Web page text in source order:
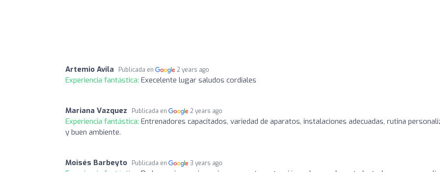
Artemio Avila Publicada en 2 years ago
Experiencia fantástica: Execelente lugar saludos cordiales
Mariana Vazquez Publicada en 2 years ago
Experiencia fantástica: Entrenadores capacitados, variedad de aparatos, instalaciones adecuadas, rutina
y buen ambiente.
Moisés Barbeyto Publicada en 3 years ago